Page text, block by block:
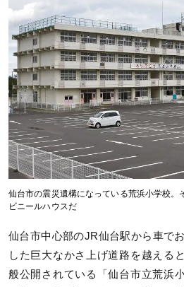
仙台市の震災遺構になっている荒浜小学校。
ビニールハウスだ
仙台市中心部のJR仙台駅から車で
した巨大なかさ上げ道路を越える
般公開されている「仙台市立荒浜